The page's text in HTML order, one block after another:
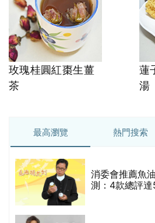
玫瑰桂圓紅棗生薑
茶
蓮
湯
最高瀏覽 熱門搜索
消委會推薦魚
測：4款總評